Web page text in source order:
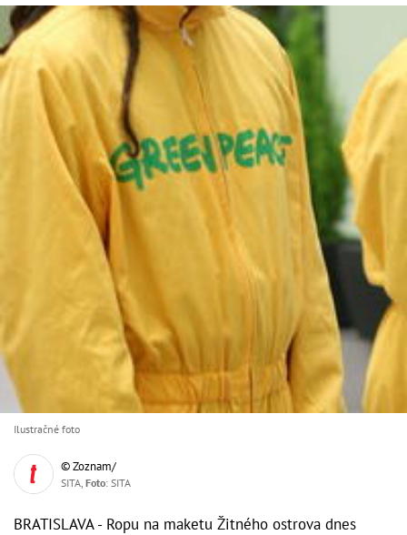
Ilustračné foto
© Zoznam/
SITA, Foto: SITA
BRATISLAVA - Ropu na maketu Žitného ostrova dnes